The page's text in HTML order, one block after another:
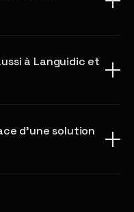
à Languidic et
d'une solution